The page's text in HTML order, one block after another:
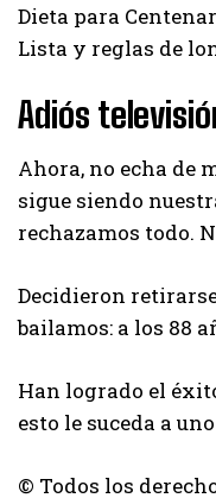
Dieta para
Lista y reglas de
Adiós
Ahora, no echa de
sigue siendo
rechazamos todo.
Decidieron
bailamos: a los 88
Han logrado el
esto le suceda a
© Todos los